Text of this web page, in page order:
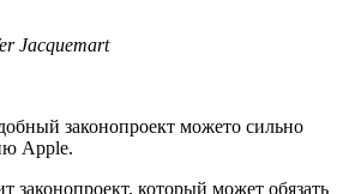
Jacquemart
законопроект можето сильно
Apple.
законопроект, который может обязать